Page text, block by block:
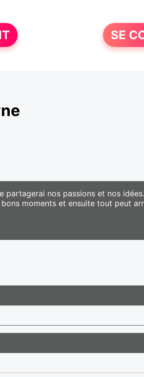
SE
nos passions et nos
moments et ensuite tout peut